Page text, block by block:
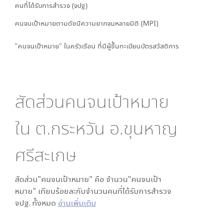
คนที่ได้รับการสำรวจ (จปฐ)
คนจนเป้าหมายตามดัชนีความยากจนหลายมิติ (MPI)
"คนจนเป้าหมาย" ในครัวเรือน ที่มีผู้ขึ้นทะเบียนบัตรสวัสดิการ
สัดส่วนคนจนเป้าหมาย
ใน ต.กระหวัน อ.ขุนหาญ
ศรีสะเกษ
สัดส่วน"คนจนเป้าหมาย" คือ จำนวน"คนจนเป้า
หมาย" เทียบร้อยละกับจำนวนคนที่ได้รับการสำรวจ
จปฐ. ทั้งหมด อ่านเพิ่มเติม